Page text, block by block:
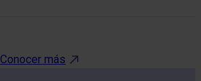
Conocer más